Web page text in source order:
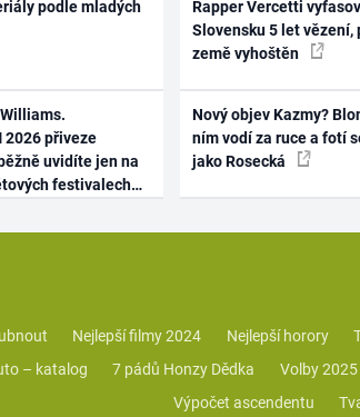
podle mladých
2026 přiveze
uvidíte jen na
festivalech
Rapper Vercetti
Slovensku 5 let vězení,
země vyhoštěn
Nový objev Kazmy?
ním vodí za ruce a fotí
jako Rosecká
Nejlepší filmy 2024 Nejlepší horory
– katalog
7 pádů Honzy Dědka Volby 2025
Výpočet ascendentu